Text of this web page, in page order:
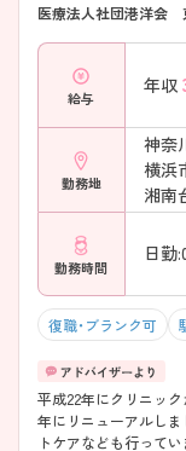
医療法人社団港洋会
給与
年収
勤務地
神奈
横浜
湘南
勤務時間
日勤
復職・ブランク可
平成22年にクリニッ
年にリニューアルしま
トケアなども行って